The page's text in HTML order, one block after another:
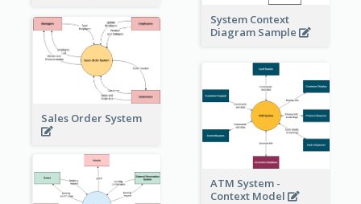
System Context
Diagram Sample
Sales Order System
ATM System -
Context Model